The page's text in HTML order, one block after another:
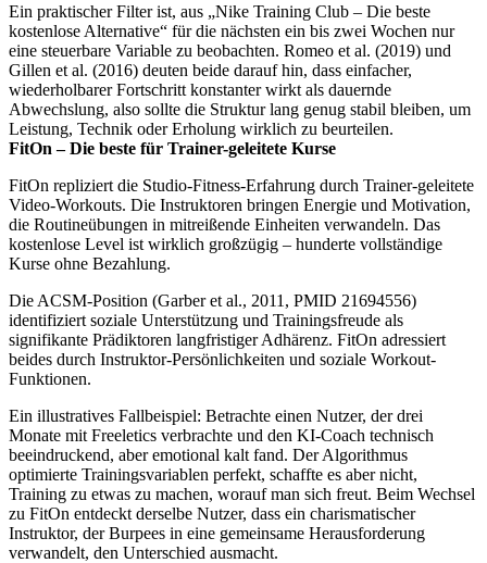
Ein praktischer Filter ist, aus „Nike Training Club – Die beste
kostenlose Alternative“ für die nächsten ein bis zwei Wochen nur
eine steuerbare Variable zu beobachten. Romeo et al. (2019) und
Gillen et al. (2016) deuten beide darauf hin, dass einfacher,
wiederholbarer Fortschritt konstanter wirkt als dauernde
Abwechslung, also sollte die Struktur lang genug stabil bleiben, um
Leistung, Technik oder Erholung wirklich zu beurteilen.
FitOn – Die beste für Trainer-geleitete Kurse
FitOn repliziert die Studio-Fitness-Erfahrung durch Trainer-geleitete
Video-Workouts. Die Instruktoren bringen Energie und Motivation,
die Routineübungen in mitreißende Einheiten verwandeln. Das
kostenlose Level ist wirklich großzügig – hunderte vollständige
Kurse ohne Bezahlung.
Die ACSM-Position (Garber et al., 2011, PMID 21694556)
identifiziert soziale Unterstützung und Trainingsfreude als
signifikante Prädiktoren langfristiger Adhärenz. FitOn adressiert
beides durch Instruktor-Persönlichkeiten und soziale Workout-
Funktionen.
Ein illustratives Fallbeispiel: Betrachte einen Nutzer, der drei
Monate mit Freeletics verbrachte und den KI-Coach technisch
beeindruckend, aber emotional kalt fand. Der Algorithmus
optimierte Trainingsvariablen perfekt, schaffte es aber nicht,
Training zu etwas zu machen, worauf man sich freut. Beim Wechsel
zu FitOn entdeckt derselbe Nutzer, dass ein charismatischer
Instruktor, der Burpees in eine gemeinsame Herausforderung
verwandelt, den Unterschied ausmacht.